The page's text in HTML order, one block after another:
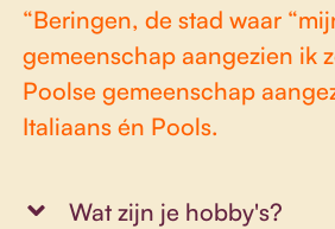
“Beringen, de stad waar
gemeenschap aangezien ik
Poolse gemeenschap
Italiaans én Pools.
Wat zijn je hobby's?